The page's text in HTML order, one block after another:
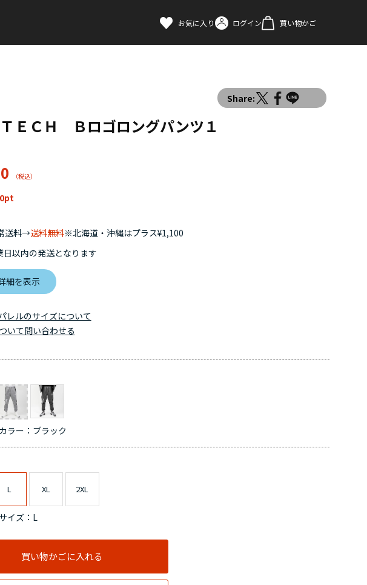
お気に入り ログイン 買い物かご
Share:
ＥＣＨ Ｂロゴロングパンツ１
送料→送料無料※北海道・沖縄はプラス¥1,100
日以内の発送となります
細を表示
レルのサイズについて
ラー：ブラック
L XL 2XL
イズ：L
買い物かごに入れる
いて問い合わせる